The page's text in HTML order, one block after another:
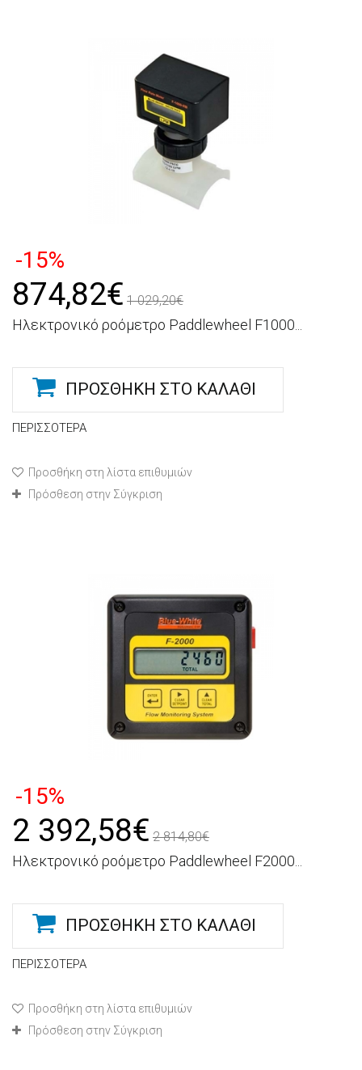
-15%
874,82€ 1 029,20€
Ηλεκτρονικό ροόμετρο Paddlewheel F1000...
ΠΡΟΣΘΉΚΗ ΣΤΟ ΚΑΛΆΘΙ
ΠΕΡΙΣΣΌΤΕΡΑ
Προσθήκη στη λίστα επιθυμιών
Πρόσθεση στην Σύγκριση
-15%
2 392,58€ 2 814,80€
Ηλεκτρονικό ροόμετρο Paddlewheel F2000...
ΠΡΟΣΘΉΚΗ ΣΤΟ ΚΑΛΆΘΙ
ΠΕΡΙΣΣΌΤΕΡΑ
Προσθήκη στη λίστα επιθυμιών
Πρόσθεση στην Σύγκριση